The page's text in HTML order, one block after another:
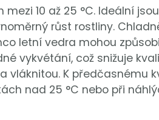
10 až 25 °C. Ideální
růst rostliny.
letní vedra mohou
vykvétání, což snižuje
vláknitou. K předčasnému
nad 25 °C nebo při